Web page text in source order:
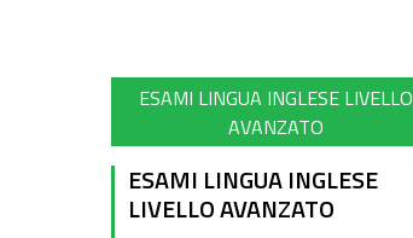
ESAMI LINGUA INGLESE LIVELLO
AVANZATO
ESAMI LINGUA INGLESE
LIVELLO AVANZATO